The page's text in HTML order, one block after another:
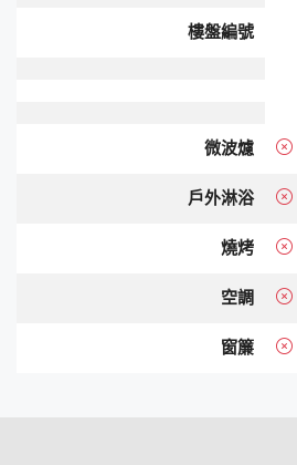
樓盤編號
微波爈
戶外淋浴
燒烤
空調
窗簾